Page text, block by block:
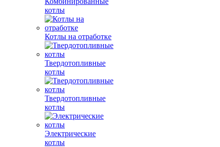
котлы
Котлы на отработке
Твердотопливные
котлы
Твердотопливные
котлы
Электрические
котлы